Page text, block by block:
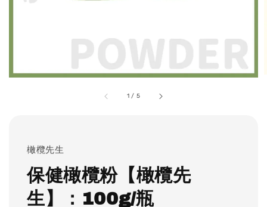
1 / 5
橄欖先生
保健橄欖粉【橄欖先
生】：100g/瓶